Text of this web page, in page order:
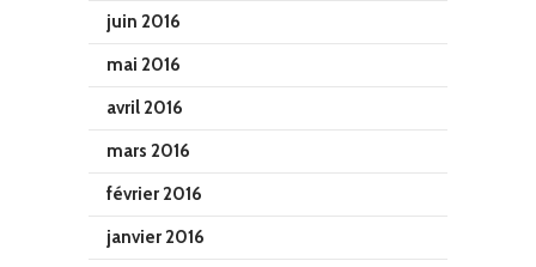
juin 2016
mai 2016
avril 2016
mars 2016
février 2016
janvier 2016